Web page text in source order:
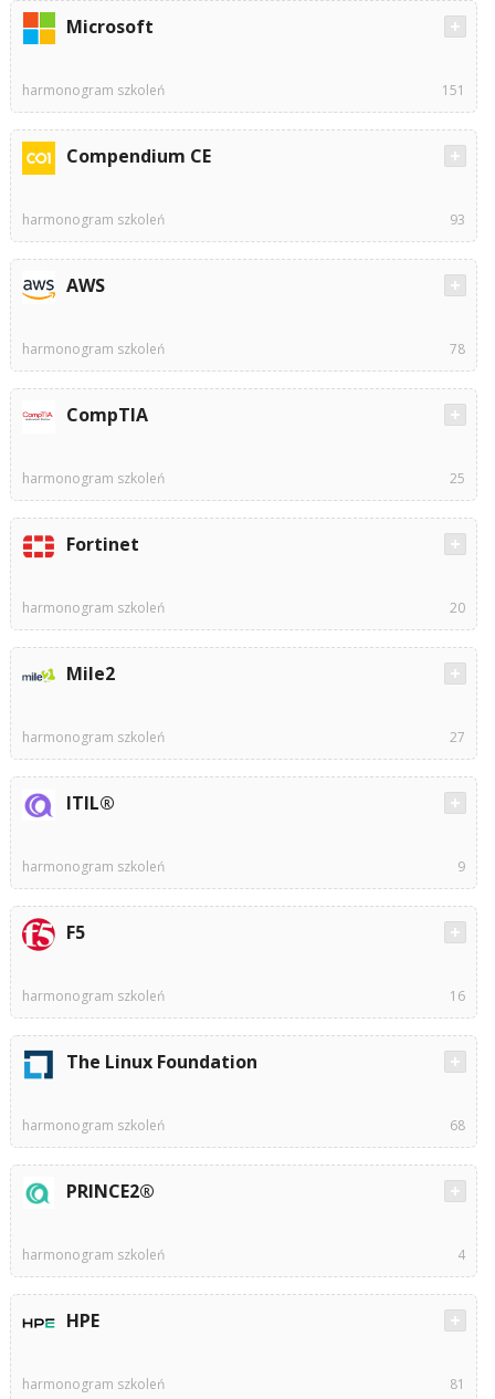
Microsoft
harmonogram szkoleń 151
Compendium CE
harmonogram szkoleń 93
AWS
harmonogram szkoleń 78
CompTIA
harmonogram szkoleń 25
Fortinet
harmonogram szkoleń 20
Mile2
harmonogram szkoleń 27
ITIL®
harmonogram szkoleń 9
F5
harmonogram szkoleń 16
The Linux Foundation
harmonogram szkoleń 68
PRINCE2®
harmonogram szkoleń 4
HPE
harmonogram szkoleń 81